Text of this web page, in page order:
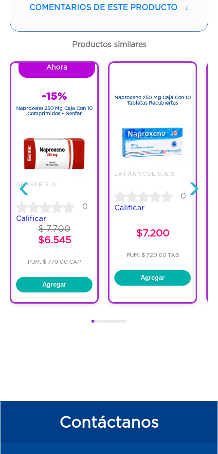
Vía de administración:ORAL
Contenido:1 Und
Código:842996
COMENTARIOS DE ESTE PRODUCTO ↓
Productos similares
‹
Ahora
-15%
Naproxeno 250 Mg Caja Con 10
Comprimidos - Genfar
GENFAR S.A.
0
Calificar
$ 7.700
$6.545
PUM: $ 770.00 CAP
Agregar
Naproxeno 250 Mg Caja Con 10
Tabletas Recubiertas
LAFRANCOL S.A.S
0
Calificar
$7.200
PUM: $ 720.00 TAB
Agregar
›
Contáctanos